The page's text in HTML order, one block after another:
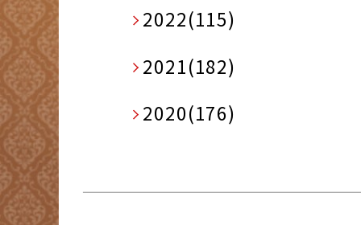
2022(115)
2021(182)
2020(176)